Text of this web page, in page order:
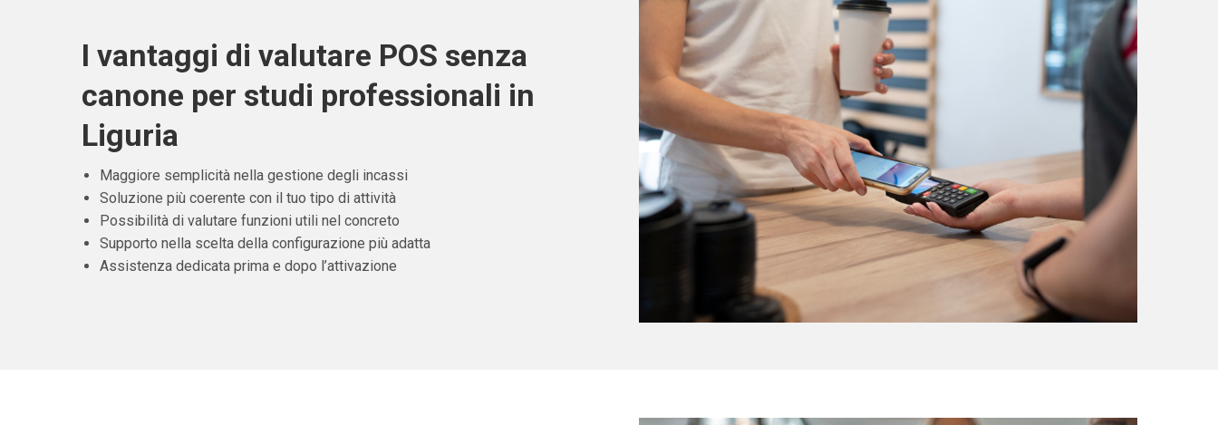
I vantaggi di valutare POS senza
canone per studi professionali in
Liguria
Maggiore semplicità nella gestione degli incassi
Soluzione più coerente con il tuo tipo di attività
Possibilità di valutare funzioni utili nel concreto
Supporto nella scelta della configurazione più adatta
Assistenza dedicata prima e dopo l’attivazione